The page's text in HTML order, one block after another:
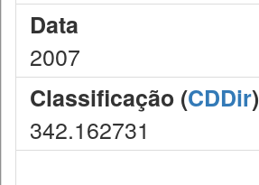
Data
2007
Classificação (CDDir)
342.162731